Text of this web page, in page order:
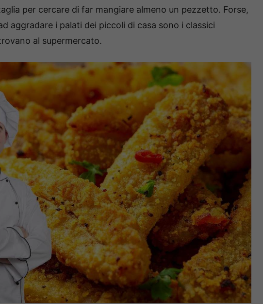
per cercare di far mangiare almeno un pezzetto. Forse,
aggradare i palati dei piccoli di casa sono i classici
al supermercato.